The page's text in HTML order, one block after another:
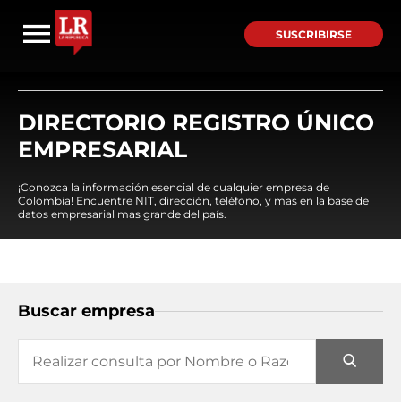
SUSCRIBIRSE
DIRECTORIO REGISTRO ÚNICO
EMPRESARIAL
¡Conozca la información esencial de cualquier empresa de
Colombia! Encuentre NIT, dirección, teléfono, y mas en la base de
datos empresarial mas grande del país.
Buscar empresa